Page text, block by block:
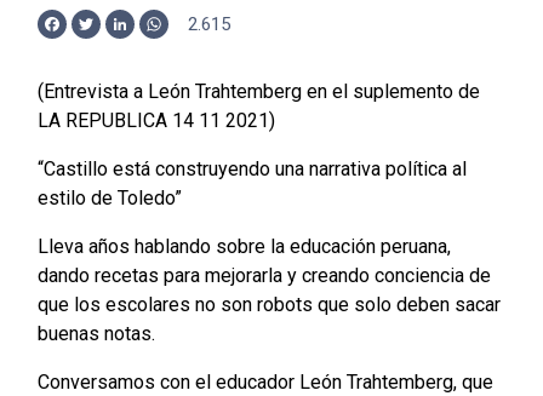
Facebook
TwitterLinkedInWhatsApp
2.615
(Entrevista a León Trahtemberg en el suplemento de
LA REPUBLICA 14 11 2021)
“Castillo está construyendo una narrativa política al
estilo de Toledo”
Lleva años hablando sobre la educación peruana,
dando recetas para mejorarla y creando conciencia de
que los escolares no son robots que solo deben sacar
buenas notas.
Conversamos con el educador León Trahtemberg, que